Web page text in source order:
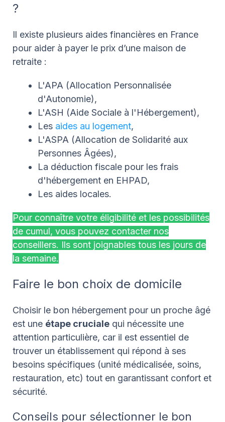
?
Il existe plusieurs aides financières en France
pour aider à payer le prix d’une maison de
retraite :
L'APA (Allocation Personnalisée
d'Autonomie),
L'ASH (Aide Sociale à l'Hébergement),
Les aides au logement,
L'ASPA (Allocation de Solidarité aux
Personnes Âgées),
La déduction fiscale pour les frais
d'hébergement en EHPAD,
Les aides locales.
Pour connaître votre éligibilité et les possibilités
de cumul, vous pouvez contacter nos
conseillers. Ils sont joignables tous les jours de
la semaine.
Faire le bon choix de domicile
Choisir le bon hébergement pour un proche âgé
est une étape cruciale qui nécessite une
attention particulière, car il est essentiel de
trouver un établissement qui répond à ses
besoins spécifiques (unité médicalisée, soins,
restauration, etc) tout en garantissant confort et
sécurité.
Conseils pour sélectionner le bon